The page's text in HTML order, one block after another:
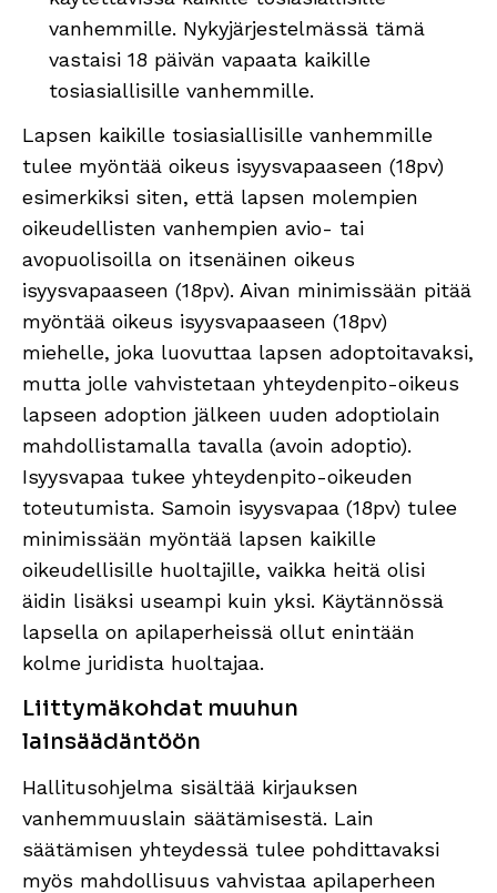
vanhemmille. Nykyjärjestelmässä tämä
vastaisi 18 päivän vapaata kaikille
tosiasiallisille vanhemmille.
Lapsen kaikille tosiasiallisille vanhemmille
tulee myöntää oikeus isyysvapaaseen (18pv)
esimerkiksi siten, että lapsen molempien
oikeudellisten vanhempien avio- tai
avopuolisoilla on itsenäinen oikeus
isyysvapaaseen (18pv). Aivan minimissään pitää
myöntää oikeus isyysvapaaseen (18pv)
miehelle, joka luovuttaa lapsen adoptoitavaksi,
mutta jolle vahvistetaan yhteydenpito-oikeus
lapseen adoption jälkeen uuden adoptiolain
mahdollistamalla tavalla (avoin adoptio).
Isyysvapaa tukee yhteydenpito-oikeuden
toteutumista. Samoin isyysvapaa (18pv) tulee
minimissään myöntää lapsen kaikille
oikeudellisille huoltajille, vaikka heitä olisi
äidin lisäksi useampi kuin yksi. Käytännössä
lapsella on apilaperheissä ollut enintään
kolme juridista huoltajaa.
Liittymäkohdat muuhun
lainsäädäntöön
Hallitusohjelma sisältää kirjauksen
vanhemmuuslain säätämisestä. Lain
säätämisen yhteydessä tulee pohdittavaksi
myös mahdollisuus vahvistaa apilaperheen